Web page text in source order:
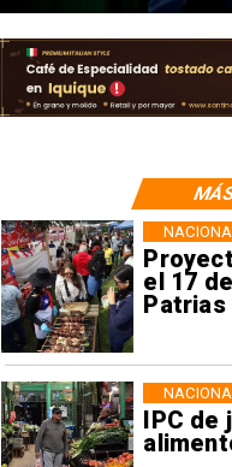
el 17
Patrias
IPC